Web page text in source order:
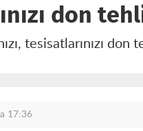
don
tesisatlarınızı
17:36